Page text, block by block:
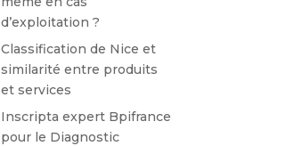
d’exploitation ?
Classification de Nice et
similarité entre produits
et services
Inscripta expert Bpifrance
pour le Diagnostic